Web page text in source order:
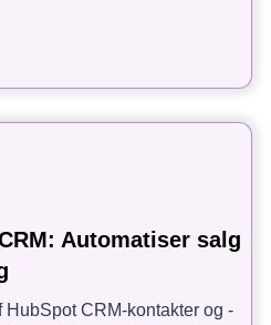
Automatiser salg
CRM-kontakter og -